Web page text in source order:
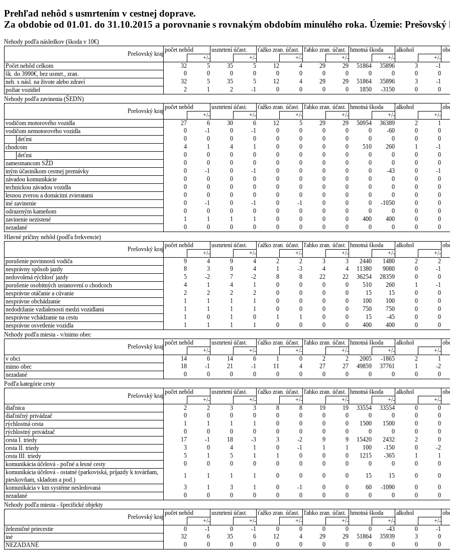
Prehľad nehôd s usmrtením v cestnej doprave.
Za obdobie od 01.01. do 31.10.2015 a porovnanie s rovnakým obdobím minulého roka. Územie:
Nehody podľa následkov (škoda v 10€)
Prešovský kraj
počet nehôd usmrtení účast. ťažko zran. účast. ľahko zran. účast. hmotná škoda alkohol
+/-
+/- +/- +/- +/- +/-
Počet nehôd celkom
32 5 35 5 12 4 29 29 51864 35896 3 -1
šk. do 3990€, bez usmrt., zran.
0 0 0 0 0 0 0 0 0 0 0 0
neh. s násl. na živote alebo zdraví
32 5 35 5 12 4 29 29 51864 35896 3 -1
požiar vozidiel
2 1 2 -1 0 0 0 0 1850 -3150 0 0
Nehody podľa zavinenia (ŠEDN)
Prešovský kraj
počet nehôd usmrtení účast. ťažko zran. účast. ľahko zran. účast. hmotná škoda alkohol
+/-
+/- +/- +/- +/- +/-
vodičom motorového vozidla
27 6 30 6 12 5 29 29 50954 36389 2 1
vodičom nemotorového vozidla
0 -1 0 -1 0 0 0 0 0 -60 0 0
deťmi
0 0 0 0 0 0 0 0 0 0 0 0
chodcom
4 1 4 1 0 0 0 0 510 260 1 -1
deťmi
0 0 0 0 0 0 0 0 0 0 0 0
zamestnancom SŽD
0 0 0 0 0 0 0 0 0 0 0 0
iným účastníkom cestnej premávky
0 -1 0 -1 0 0 0 0 0 -43 0 -1
závadou komunikácie
0 0 0 0 0 0 0 0 0 0 0 0
technickou závadou vozidla
0 0 0 0 0 0 0 0 0 0 0 0
lesnou zverou a domácimi zvieratami
0 0 0 0 0 0 0 0 0 0 0 0
iné zavinenie
0 -1 0 -1 0 -1 0 0 0 -1050 0 0
odrazeným kameňom
0 0 0 0 0 0 0 0 0 0 0 0
zavinenie nezistené
1 1 1 1 0 0 0 0 400 400 0 0
nezadané
0 0 0 0 0 0 0 0 0 0 0 0
Hlavné príčiny nehôd (podľa frekvencie)
Prešovský kraj
počet nehôd usmrtení účast. ťažko zran. účast. ľahko zran. účast. hmotná škoda alkohol
+/-
+/- +/- +/- +/- +/-
porušenie povinnosti vodiča
9 4 9 4 2 2 3 3 2440 1480 2 2
nesprávny spôsob jazdy
8 3 9 4 1 -3 4 4 11380 9080 0 -1
nedovolená rýchlosť jazdy
5 -2 7 -2 8 8 22 22 36254 28359 0 0
porušenie osobitných ustanovení o chodcoch
4 1 4 1 0 0 0 0 510 260 1 -1
nesprávne otáčanie a cúvanie
2 2 2 2 0 0 0 0 15 15 0 0
nesprávne obchádzanie
1 1 1 1 0 0 0 0 100 100 0 0
nedodržanie vzdialenosti medzi vozidlami
1 1 1 1 0 0 0 0 750 750 0 0
nesprávne vchádzanie na cestu
1 0 1 0 1 1 0 0 15 -45 0 0
nesprávne osvetlenie vozidla
1 1 1 1 0 0 0 0 400 400 0 0
Nehody podľa miesta - v/mimo obec
Prešovský kraj
počet nehôd usmrtení účast. ťažko zran. účast. ľahko zran. účast. hmotná škoda alkohol
+/-
+/- +/- +/- +/- +/-
v obci
14 6 14 6 1 0 2 2 2005 -1865 2 1
mimo obec
18 -1 21 -1 11 4 27 27 49859 37761 1 -2
nezadané
0 0 0 0 0 0 0 0 0 0 0 0
Podľa kategórie cesty
Prešovský kraj
počet nehôd usmrtení účast. ťažko zran. účast. ľahko zran. účast. hmotná škoda alkohol
+/-
+/- +/- +/- +/- +/-
diaľnica
2 2 3 3 8 8 19 19 33554 33554 0 0
diaľničný privádzač
0 0 0 0 0 0 0 0 0 0 0 0
rýchlostná cesta
1 1 1 1 0 0 0 0 1500 1500 0 0
rýchlostný privádzač
0 0 0 0 0 0 0 0 0 0 0 0
cesta I. triedy
17 -1 18 -3 3 -2 9 9 15420 2432 2 0
cesta II. triedy
3 0 4 1 0 -1 1 1 100 -150 0 -2
cesta III. triedy
5 1 5 1 1 0 0 0 1215 -365 1 1
komunikácia účelová - poľné a lesné cesty
0 0 0 0 0 0 0 0 0 0 0 0
komunikácia účelová - ostatné (parkoviská, príjazdy k továrňam,
pieskovňam, skladom a pod.)
1 1 1 1 0 0 0 0 15 15 0 0
komunikácia v km systéme nesledovaná
3 1 3 1 0 -1 0 0 60 -1090 0 0
nezadané
0 0 0 0 0 0 0 0 0 0 0 0
Nehody podľa miesta - špecifické objekty
Prešovský kraj
počet nehôd usmrtení účast. ťažko zran. účast. ľahko zran. účast. hmotná škoda alkohol
+/-
+/- +/- +/- +/- +/-
železničné priecestie
0 -1 0 -1 0 0 0 0 0 -43 0 -1
iné
32 6 35 6 12 4 29 29 51864 35939 3 0
NEZADANÉ
0 0 0 0 0 0 0 0 0 0 0 0